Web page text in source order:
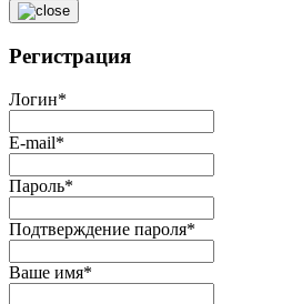
Регистрация
Логин*
E-mail*
Пароль*
Подтверждение пароля*
Ваше имя*